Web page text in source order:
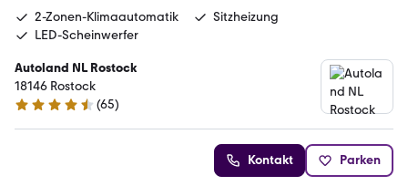
2-Zonen-Klimaautomatik
Sitzheizung
LED-Scheinwerfer
Autoland NL Rostock
18146 Rostock
4.6 Sterne
(65)
Kontakt Parken